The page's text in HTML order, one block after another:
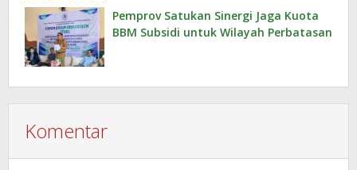
Pemprov Satukan Sinergi Jaga Kuota
BBM Subsidi untuk Wilayah Perbatasan
Komentar